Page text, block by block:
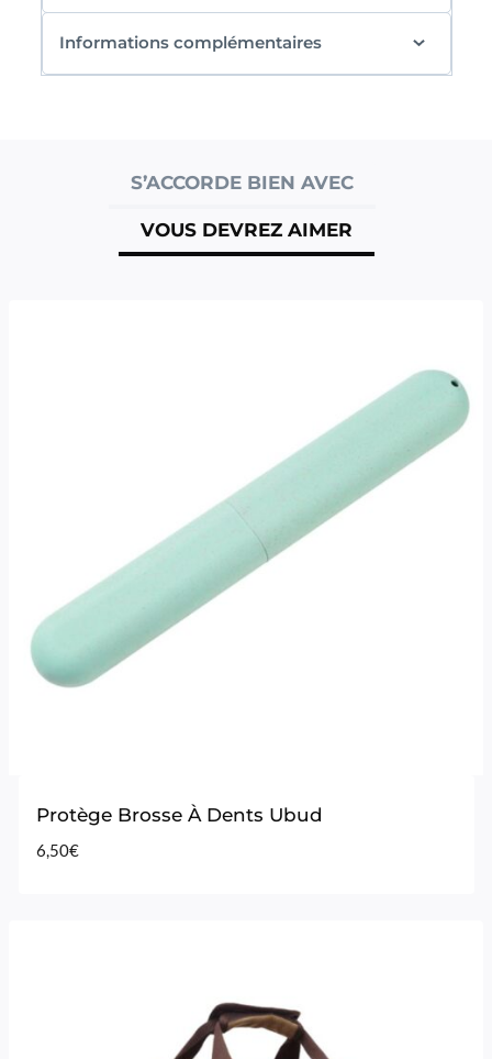
Informations complémentaires
S’ACCORDE BIEN AVEC
VOUS DEVREZ AIMER
Protège Brosse À Dents Ubud
6,50€